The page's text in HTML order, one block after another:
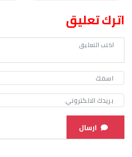
اترك تعليق
ارسال